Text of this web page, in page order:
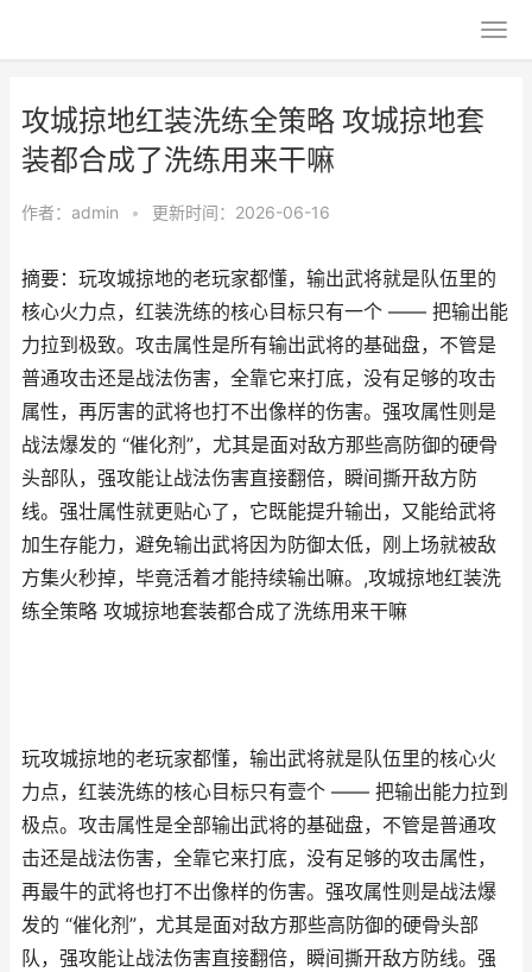
攻城掠地红装洗练全策略 攻城掠地套
装都合成了洗练用来干嘛
作者： admin • 更新时间：2026-06-16
摘要：玩攻城掠地的老玩家都懂，输出武将就是队伍里的
核心火力点，红装洗练的核心目标只有一个 —— 把输出能
力拉到极致。攻击属性是所有输出武将的基础盘，不管是
普通攻击还是战法伤害，全靠它来打底，没有足够的攻击
属性，再厉害的武将也打不出像样的伤害。强攻属性则是
战法爆发的 “催化剂”，尤其是面对敌方那些高防御的硬骨
头部队，强攻能让战法伤害直接翻倍，瞬间撕开敌方防
线。强壮属性就更贴心了，它既能提升输出，又能给武将
加生存能力，避免输出武将因为防御太低，刚上场就被敌
方集火秒掉，毕竟活着才能持续输出嘛。,攻城掠地红装洗
练全策略 攻城掠地套装都合成了洗练用来干嘛
玩攻城掠地的老玩家都懂，输出武将就是队伍里的核心火
力点，红装洗练的核心目标只有壹个 —— 把输出能力拉到
极点。攻击属性是全部输出武将的基础盘，不管是普通攻
击还是战法伤害，全靠它来打底，没有足够的攻击属性，
再最牛的武将也打不出像样的伤害。强攻属性则是战法爆
发的 “催化剂”，尤其是面对敌方那些高防御的硬骨头部
队，强攻能让战法伤害直接翻倍，瞬间撕开敌方防线。强